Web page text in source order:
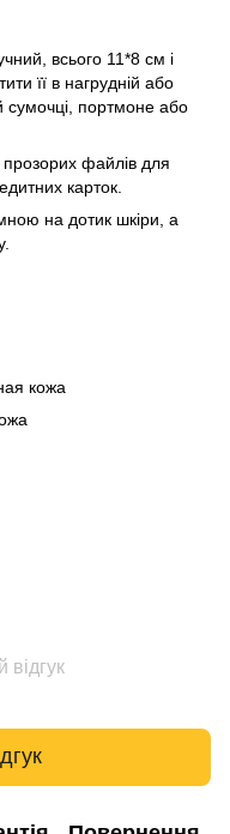
всього 11*8 см і
її в нагрудній або
сумочці, портмоне або
файлів для
карток.
на дотик шкіри, а
кожа